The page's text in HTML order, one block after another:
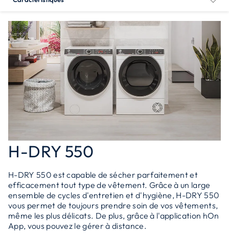
H-DRY 550
H-DRY 550 est capable de sécher parfaitement et
efficacement tout type de vêtement. Grâce à un large
ensemble de cycles d'entretien et d'hygiène, H-DRY 550
vous permet de toujours prendre soin de vos vêtements,
même les plus délicats. De plus, grâce à l'application hOn
App, vous pouvez le gérer à distance.